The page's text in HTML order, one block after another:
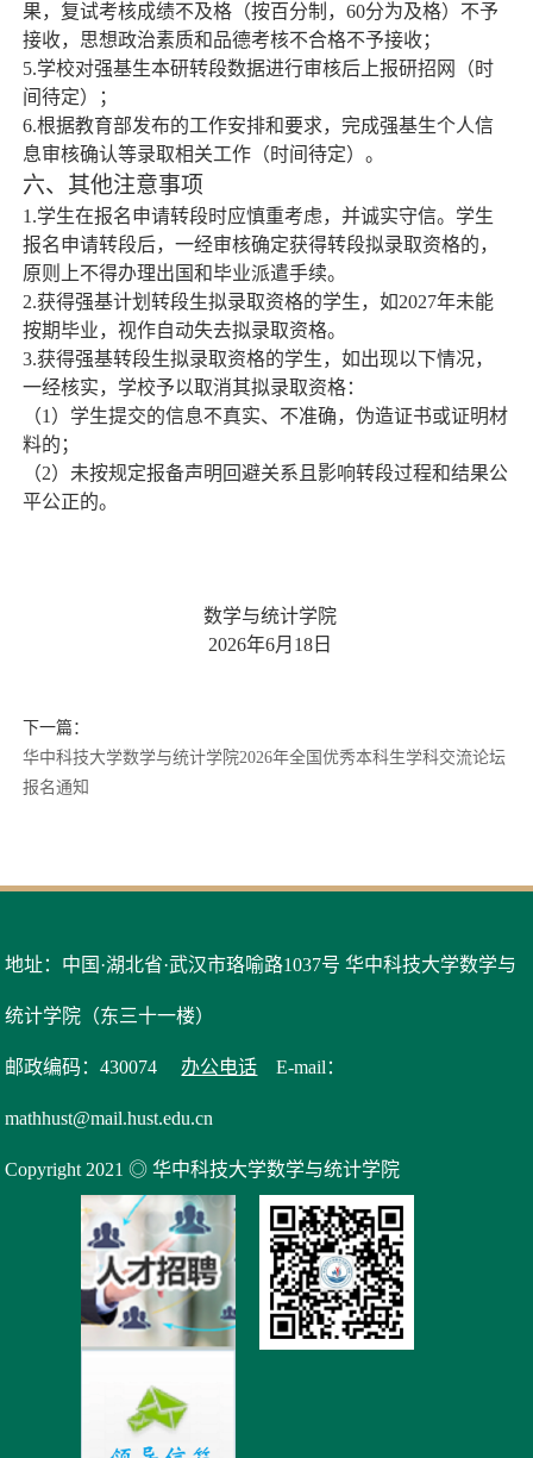
果，复试考核成绩不及格（按百分制，60分为及格）不予
接收，思想政治素质和品德考核不合格不予接收；
5.学校对强基生本研转段数据进行审核后上报研招网（时
间待定）；
6.根据教育部发布的工作安排和要求，完成强基生个人信
息审核确认等录取相关工作（时间待定）。
六、其他注意事项
1.学生在报名申请转段时应慎重考虑，并诚实守信。学生
报名申请转段后，一经审核确定获得转段拟录取资格的，
原则上不得办理出国和毕业派遣手续。
2.获得强基计划转段生拟录取资格的学生，如2027年未能
按期毕业，视作自动失去拟录取资格。
3.获得强基转段生拟录取资格的学生，如出现以下情况，
一经核实，学校予以取消其拟录取资格：
（1）学生提交的信息不真实、不准确，伪造证书或证明材
料的；
（2）未按规定报备声明回避关系且影响转段过程和结果公
平公正的。
数学与统计学院
2026年6月 18 日
下一篇：
华中科技大学数学与统计学院2026年全国优秀本科生学科交流论坛
报名通知
地址：中国·湖北省·武汉市珞喻路1037号 华中科技大学数学与
统计学院（东三十一楼）
邮政编码：430074 办公电话 E-mail：
mathhust@mail.hust.edu.cn
Copyright 2021 ◎ 华中科技大学数学与统计学院